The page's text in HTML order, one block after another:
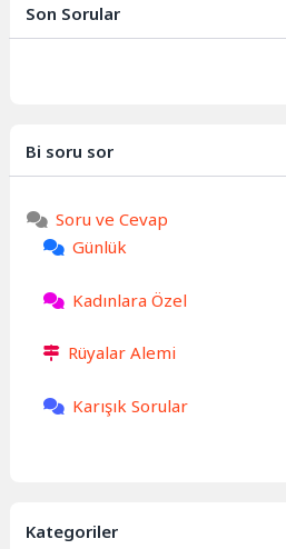
çingene...
Son Sorular
Bi soru sor
Soru ve Cevap
Günlük
Kadınlara Özel
Rüyalar Alemi
Karışık Sorular
Kategoriler